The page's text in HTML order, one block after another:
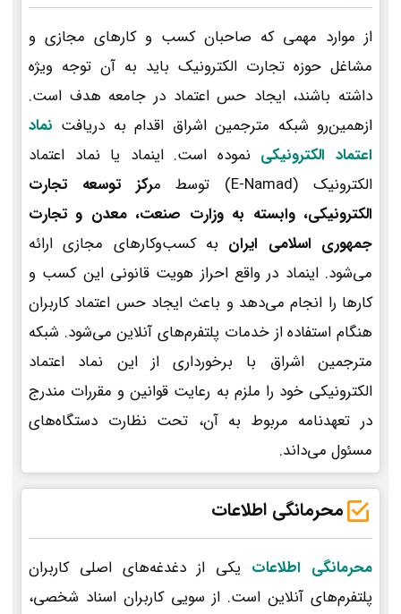
از موارد مهمی که صاحبان کسب و کارهای مجازی و
مشاغل حوزه تجارت الکترونیک باید به آن توجه ویژه
داشته باشند، ایجاد حس اعتماد در جامعه هدف است.
ازهمین‌رو شبکه مترجمین اشراق اقدام به دریافت نماد
اعتماد الکترونیکی نموده است. اینماد یا نماد اعتماد
الکترونیک (E-Namad) توسط م
رکز توسعه تجارت
الکترونیکی، وابسته به وزارت صنعت، معدن و تجارت
جمهوری اسلامی ایران به کسب‌وکارهای مجازی ارائه
می‌شود. اینماد در واقع احراز هویت قانونی این کسب و
کارها را انجام می‌دهد و باعث ایجاد حس اعتماد کاربران
هنگام استفاده از خدمات پلتفرم‌های آنلاین می‌شود. شبکه
مترجمین اشراق با برخورداری از این نماد اعتماد
الکترونیکی خود را ملزم به رعایت قوانین و مقررات مندرج
در تعهدنامه مربوط به آن، تحت نظارت دستگاه‌های
مسئول می‌داند.
محرمانگی اطلاعات
محرمانگی اطلاعات یکی از دغدغه‌های اصلی کاربران
پلتفرم‌های آنلاین است. از سویی کاربران اسناد شخصی،